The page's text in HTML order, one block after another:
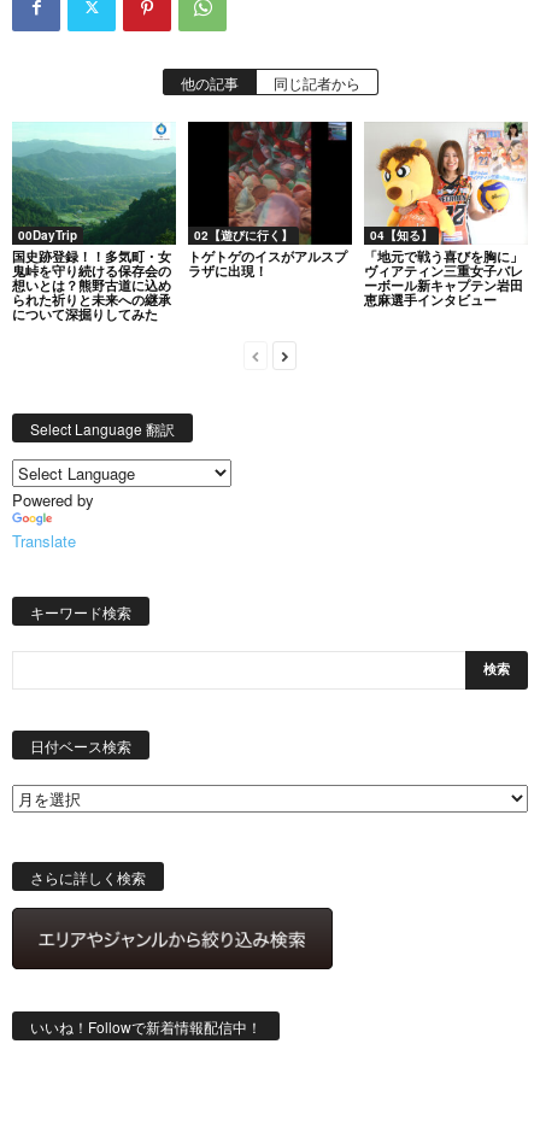
他の記事 同じ記者から
00DayTrip
国史跡登録！！多気町・女
鬼峠を守り続ける保存会の
想いとは？熊野古道に込め
られた祈りと未来への継承
について深掘りしてみた
02【遊びに行く】
トゲトゲのイスがアルスプ
ラザに出現！
04【知る】
「地元で戦う喜びを胸に」
ヴィアティン三重女子バレ
ーボール新キャプテン岩田
恵麻選手インタビュー
Select Language 翻訳
Powered by
Translate
キーワード検索
日付ベース検索
ス
索
さらに詳しく検索
いいね！Followで新着情報配信中！